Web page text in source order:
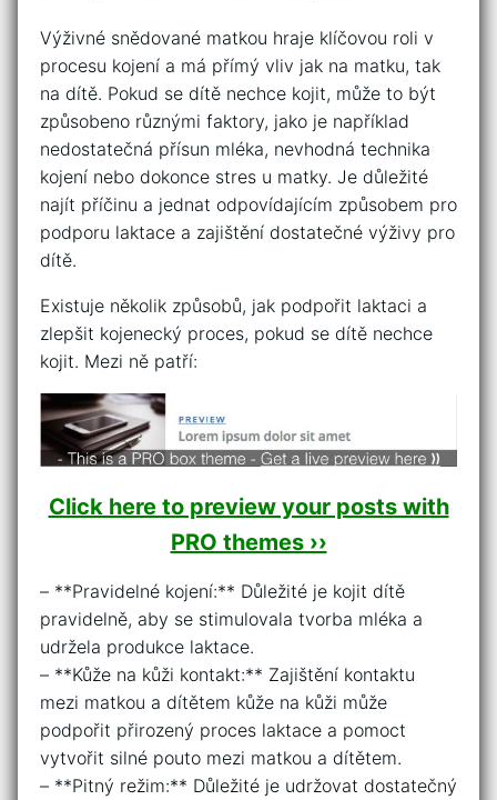
Výživné ⁤snědované matkou hraje klíčovou roli v
procesu⁢ kojení a má přímý vliv jak na ‍matku, tak
na dítě. Pokud se dítě nechce kojit, může to být
způsobeno různými faktory, jako je například
nedostatečná‍ přísun mléka, nevhodná technika
kojení nebo dokonce stres u matky. Je důležité
najít příčinu a jednat odpovídajícím způsobem⁢ pro
podporu laktace⁣ a zajištění dostatečné výživy pro
dítě.
Existuje​ několik způsobů, jak podpořit laktaci a
zlepšit kojenecký proces, pokud se dítě nechce
kojit. Mezi ně patří:
Click here to preview your posts with
PRO themes ››
– **Pravidelné kojení:** Důležité je kojit dítě
‍pravidelně, aby se stimulovala‌ tvorba mléka a
udržela produkce laktace.
– **Kůže na kůži kontakt:** Zajištění kontaktu
mezi matkou a dítětem⁤ kůže na kůži může
podpořit přirozený proces laktace a pomoct
vytvořit silné pouto mezi matkou a dítětem.
– **Pitný režim:** Důležité je udržovat dostatečný